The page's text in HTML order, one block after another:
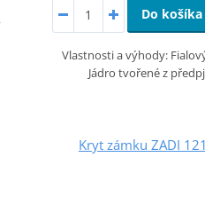
Do košíka
Vlastnosti a výhody:
Jádro tvořené z
Kryt zámku ZADI